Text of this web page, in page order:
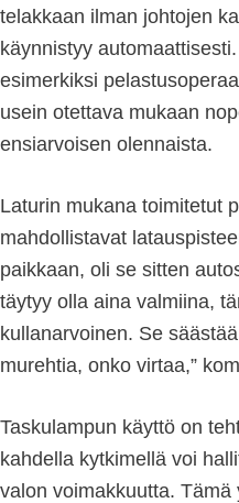
telakkaan ilman johtojen
käynnistyy
esimerkiksi
usein otettava mukaan
ensiarvoisen olennaista.
Laturin mukana toimitetut
mahdollistavat
paikkaan, oli se sitten
täytyy olla aina valmiina,
kullanarvoinen. Se
murehtia, onko virtaa,”
Taskulampun käyttö on
kahdella kytkimellä voi
valon voimakkuutta.